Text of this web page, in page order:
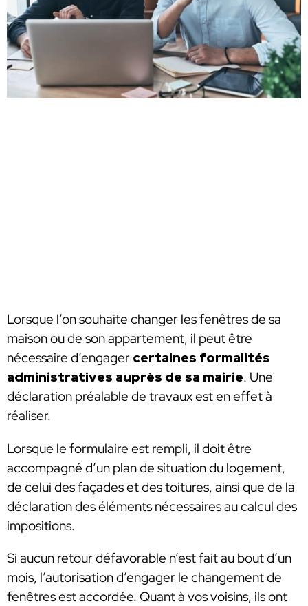
Lorsque l’on souhaite changer les fenêtres de sa
maison ou de son appartement, il peut être
nécessaire d’engager certaines formalités
administratives auprès de sa mairie. Une
déclaration préalable de travaux est en effet à
réaliser.
Lorsque le formulaire est rempli, il doit être
accompagné d’un plan de situation du logement,
de celui des façades et des toitures, ainsi que de la
déclaration des éléments nécessaires au calcul des
impositions.
Si aucun retour défavorable n’est fait au bout d’un
mois, l’autorisation d’engager le changement de
fenêtres est accordée. Quant à vos voisins, ils ont